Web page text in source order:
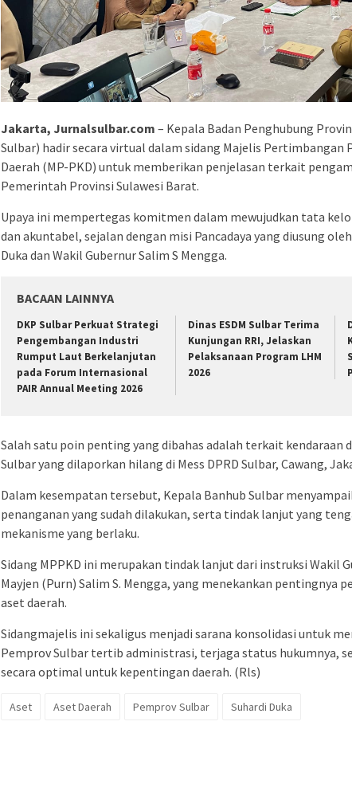
Jakarta, Jurnalsulbar.com – Kepala Badan Penghubung
Sulbar) hadir secara virtual dalam sidang Majelis Pertimbangan
Daerah (MP-PKD) untuk memberikan penjelasan terkait
Pemerintah Provinsi Sulawesi Barat.
Upaya ini mempertegas komitmen dalam mewujudkan tata
dan akuntabel, sejalan dengan misi Pancadaya yang diusung
Duka dan Wakil Gubernur Salim S Mengga.
BACAAN LAINNYA
DKP Sulbar Perkuat Strategi
Pengembangan Industri
Rumput Laut Berkelanjutan
pada Forum Internasional
PAIR Annual Meeting 2026
Dinas ESDM Sulbar Terima
Kunjungan RRI, Jelaskan
Pelaksanaan Program LHM
2026
Salah satu poin penting yang dibahas adalah terkait kendaraan
Sulbar yang dilaporkan hilang di Mess DPRD Sulbar, Cawang,
Dalam kesempatan tersebut, Kepala Banhub Sulbar
penanganan yang sudah dilakukan, serta tindak lanjut yang
mekanisme yang berlaku.
Sidang MPPKD ini merupakan tindak lanjut dari instruksi Wakil
Mayjen (Purn) Salim S. Mengga, yang menekankan pentingnya
aset daerah.
Sidangmajelis ini sekaligus menjadi sarana konsolidasi untuk
Pemprov Sulbar tertib administrasi, terjaga status hukumnya,
secara optimal untuk kepentingan daerah. (Rls)
Aset Aset Daerah Pemprov Sulbar Suhardi Duka